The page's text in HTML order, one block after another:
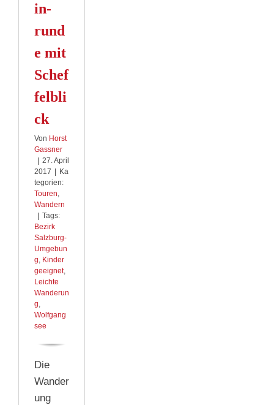
in­
rund
e mit
Schef
felbli
ck
Von Horst
Gassner
27. April
2017
Ka
tegorien:
Touren,
Wandern
Tags:
Bezirk
Salzburg-
Umgebun
g, Kinder
geeignet,
Leichte
Wanderun
g,
Wolfgang
see
Die
Wander
ung